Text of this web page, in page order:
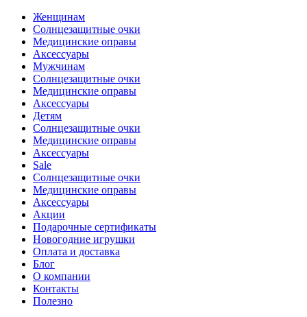
Женщинам
Солнцезащитные очки
Медицинские оправы
Аксессуары
Мужчинам
Солнцезащитные очки
Медицинские оправы
Аксессуары
Детям
Солнцезащитные очки
Медицинские оправы
Аксессуары
Sale
Солнцезащитные очки
Медицинские оправы
Аксессуары
Акции
Подарочные сертификаты
Новогодние игрушки
Оплата и доставка
Блог
О компании
Контакты
Полезно